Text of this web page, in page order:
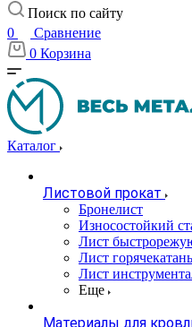
Поиск по сайту
0
Сравнение
0 Корзина
Каталог
Листовой прокат
Бронелист
Износостойкий
Лист
Лист
Лист
Еще
Материалы для